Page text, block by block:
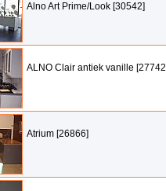
Alno Art Prime/Look [30542]
ALNO Clair antiek vanille
Atrium [26866]